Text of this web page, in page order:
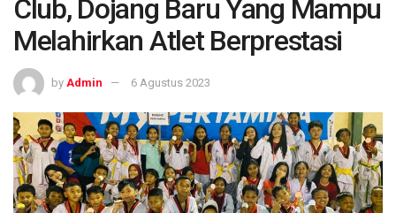
Club, Dojang Baru Yang Mampu
Melahirkan Atlet Berprestasi
by Admin 6 Agustus 2023